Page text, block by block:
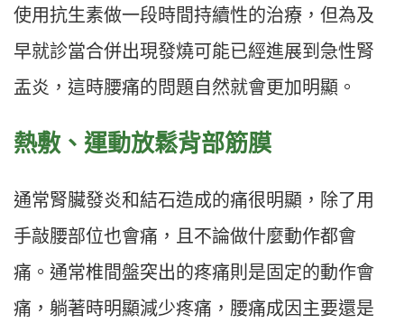
使用抗生素做一段時間持續性的治療，但為及
早就診當合併出現發燒可能已經進展到急性腎
盂炎，這時腰痛的問題自然就會更加明顯。
熱敷、運動放鬆背部筋膜
通常腎臟發炎和結石造成的痛很明顯，除了用
手敲腰部位也會痛，且不論做什麼動作都會
痛。通常椎間盤突出的疼痛則是固定的動作會
痛，躺著時明顯減少疼痛，腰痛成因主要還是